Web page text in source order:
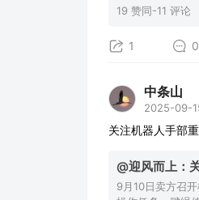
19 赞同-11 评论
1 0
中条山
2025-09-
关注机器人手部
@迎风而上：
9月10日卖方召